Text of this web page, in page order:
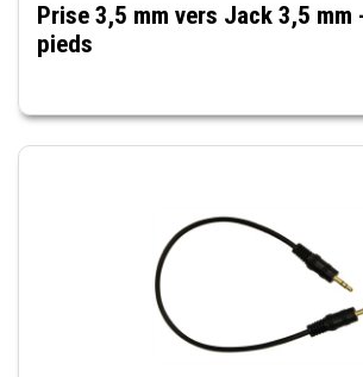
Prise 3,5 mm vers Jack 3,5 mm
pieds